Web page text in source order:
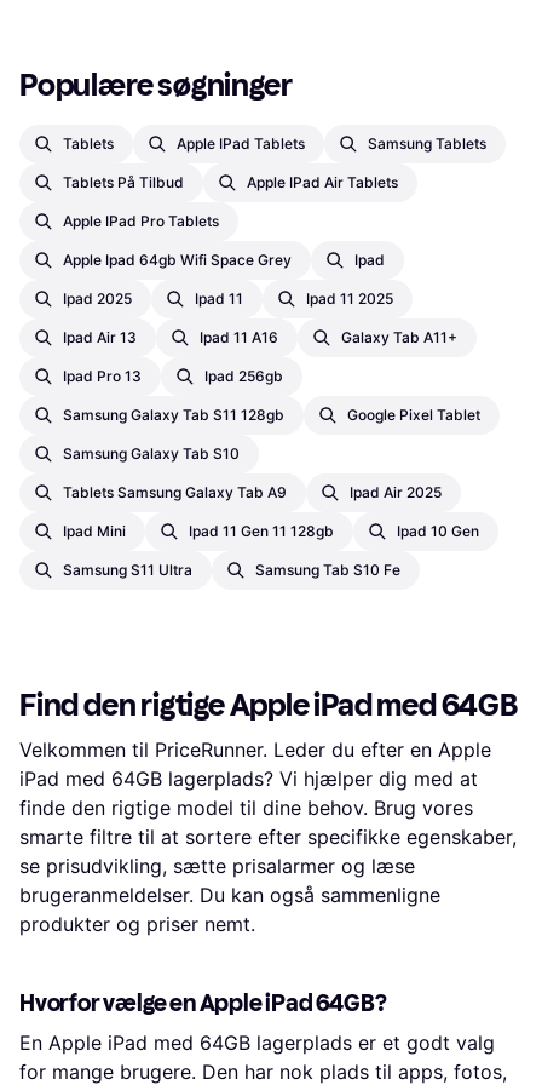
Populære søgninger
Tablets Apple IPad Tablets Samsung Tablets
Tablets På Tilbud Apple IPad Air Tablets
Apple IPad Pro Tablets
Apple Ipad 64gb Wifi Space Grey Ipad
Ipad 2025 Ipad 11 Ipad 11 2025
Ipad Air 13 Ipad 11 A16 Galaxy Tab A11+
Ipad Pro 13 Ipad 256gb
Samsung Galaxy Tab S11 128gb Google Pixel Tablet
Samsung Galaxy Tab S10
Tablets Samsung Galaxy Tab A9 Ipad Air 2025
Ipad Mini Ipad 11 Gen 11 128gb Ipad 10 Gen
Samsung S11 Ultra Samsung Tab S10 Fe
Find den rigtige Apple iPad med 64GB
Velkommen til PriceRunner. Leder du efter en Apple
iPad med 64GB lagerplads? Vi hjælper dig med at
finde den rigtige model til dine behov. Brug vores
smarte filtre til at sortere efter specifikke egenskaber,
se prisudvikling, sætte prisalarmer og læse
brugeranmeldelser. Du kan også sammenligne
produkter og priser nemt.
Hvorfor vælge en Apple iPad 64GB?
En Apple iPad med 64GB lagerplads er et godt valg
for mange brugere. Den har nok plads til apps, fotos,